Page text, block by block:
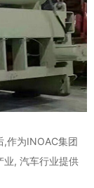
,作为INOAC集团
业, 汽车行业提供